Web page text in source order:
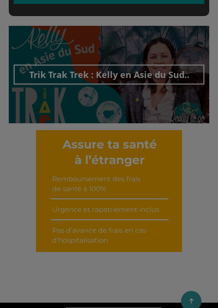
Trik Trak Trek : Kelly en Asie du Sud..
Découvrir cet interview